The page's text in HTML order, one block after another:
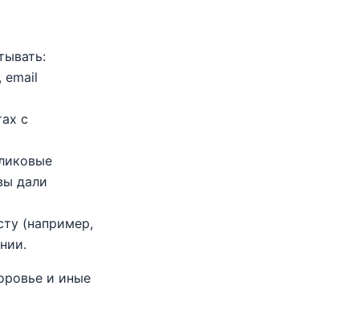
email
с
дали
(например,
и иные